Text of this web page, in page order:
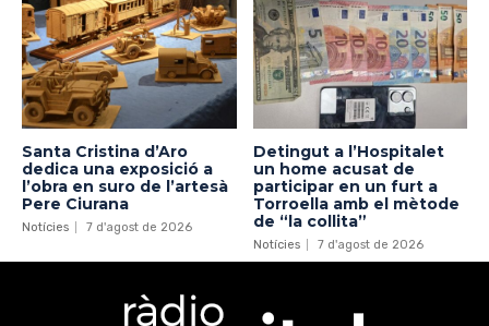
Santa Cristina d’Aro
dedica una exposició a
l’obra en suro de l’artesà
Pere Ciurana
Notícies 7 d'agost de 2026
Detingut a l’Hospitalet
un home acusat de
participar en un furt a
Torroella amb el mètode
de “la collita”
Notícies 7 d'agost de 2026